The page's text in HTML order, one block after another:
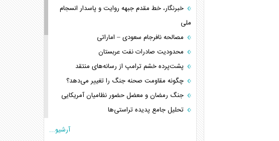
خبرنگار، خط مقدم جبهه روایت و پاسدار انسجام
ملی
مصالحه نافرجام سعودی – اماراتی
محدودیت صادرات نفت عربستان
پشت‌پرده خشم ترامپ از رسانه‌های منتقد
چگونه مقاومت صحنه جنگ را تغییر می‌دهد؟
جنگ رمضان و معضل حضور نظامیان آمریکایی
تحلیل جامع پدیده تراستی‌ها
آرشیو...